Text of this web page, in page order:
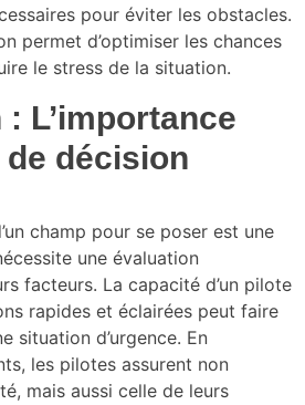
pour éviter les obstacles.
permet d’optimiser les chances
le stress de la situation.
L’importance
de décision
champ pour se poser est une
une évaluation
facteurs. La capacité d’un pilote
rapides et éclairées peut faire
situation d’urgence. En
les pilotes assurent non
mais aussi celle de leurs